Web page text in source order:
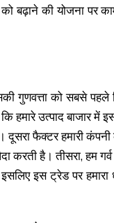
बढ़ाने की योजना पर
गुणवत्ता को सबसे पहले
उत्पाद बाजार में
दूसरा फैक्टर हमारी
पैदा करती है। तीसरा,
इस ट्रेड पर